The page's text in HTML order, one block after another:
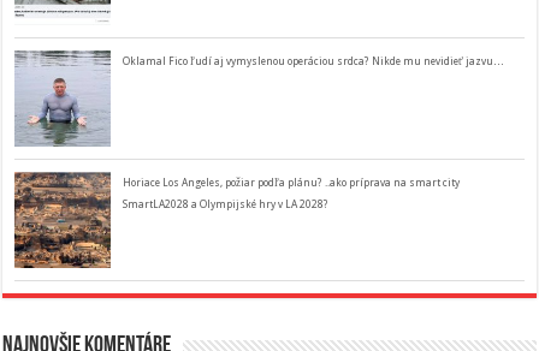
Oklamal Fico ľudí aj vymyslenou operáciou srdca? Nikde mu nevidieť jazvu…
Horiace Los Angeles, požiar podľa plánu? ..ako príprava na smart city
SmartLA2028 a Olympijské hry v LA 2028?
Najnovšie komentáre